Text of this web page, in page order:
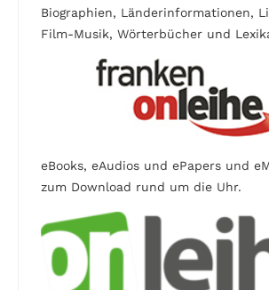
Biographien, Länderinformationen,
Film-Musik, Wörterbücher und
eBooks, eAudios und ePapers und
zum Download rund um die Uhr.